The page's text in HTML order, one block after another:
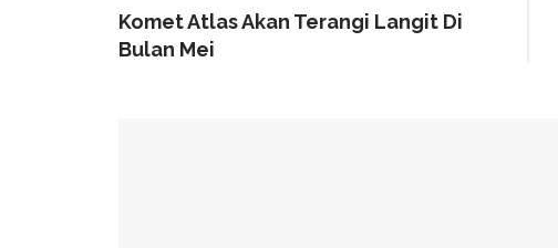
Komet Atlas Akan Terangi Langit Di
Bulan Mei